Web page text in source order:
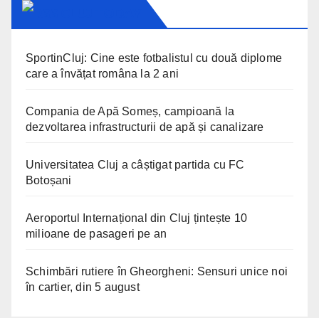
SportinCluj: Cine este fotbalistul cu două diplome
care a învățat româna la 2 ani
Compania de Apă Someș, campioană la
dezvoltarea infrastructurii de apă și canalizare
Universitatea Cluj a câștigat partida cu FC
Botoșani
Aeroportul Internațional din Cluj țintește 10
milioane de pasageri pe an
Schimbări rutiere în Gheorgheni: Sensuri unice noi
în cartier, din 5 august